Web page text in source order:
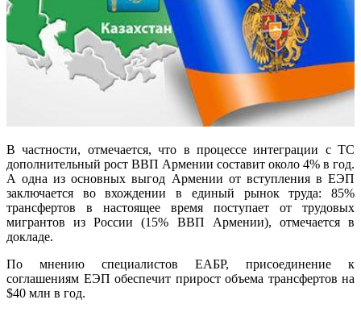
В частности, отмечается, что в процессе интеграции с ТС
дополнительный рост ВВП Армении составит около 4% в год.
А одна из основных выгод Армении от вступления в ЕЭП
заключается во вхождении в единый рынок труда: 85%
трансфертов в настоящее время поступает от трудовых
мигрантов из России (15% ВВП Армении), отмечается в
докладе.
По мнению специалистов ЕАБР, присоединение к
соглашениям ЕЭП обеспечит прирост объема трансфертов на
$40 млн в год.